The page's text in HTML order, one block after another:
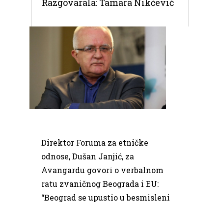
Razgovarala: Tamara Nikčević
Direktor Foruma za etničke
odnose, Dušan Janjić, za
Avangardu govori o verbalnom
ratu zvaničnog Beograda i EU:
“Beograd se upustio u besmisleni